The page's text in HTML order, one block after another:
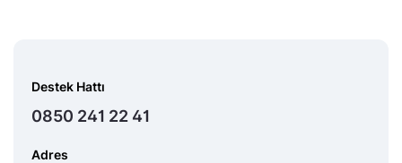
Destek Hattı
0850 241 22 41
Adres